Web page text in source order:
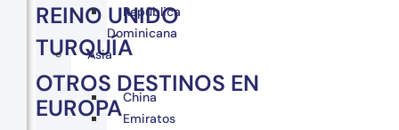
REINO UNIDO
TURQUÍA
OTROS DESTINOS EN
EUROPA
República
Dominicana
Asia
China
Emiratos